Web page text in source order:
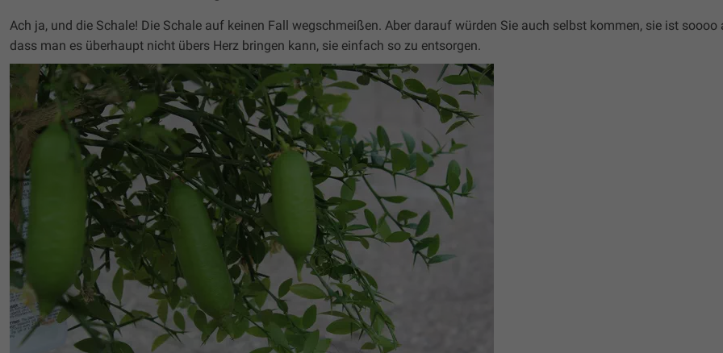
Ach ja, und die Schale! Die Schale auf keinen Fall wegschmeißen. Aber darauf würden Sie auch selbst kommen, sie ist soooo
dass man es überhaupt nicht übers Herz bringen kann, sie einfach so zu entsorgen.